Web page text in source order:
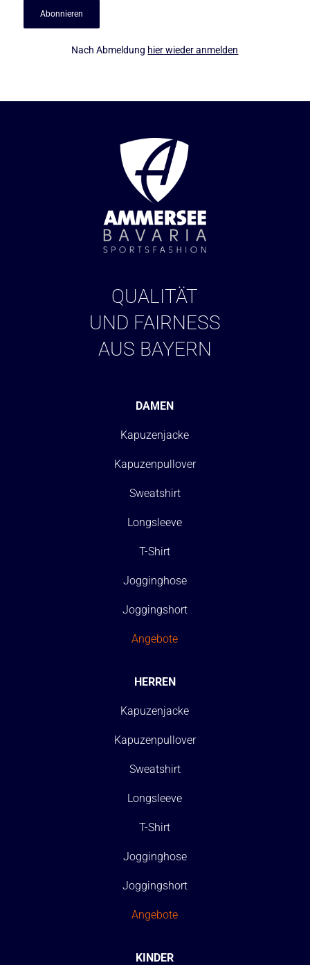
Nach Abmeldung hier wieder anmelden
QUALITÄT
UND FAIRNESS
AUS BAYERN
DAMEN
Kapuzenjacke
Kapuzenpullover
Sweatshirt
Longsleeve
T-Shirt
Jogginghose
Joggingshort
Angebote
HERREN
Kapuzenjacke
Kapuzenpullover
Sweatshirt
Longsleeve
T-Shirt
Jogginghose
Joggingshort
Angebote
KINDER